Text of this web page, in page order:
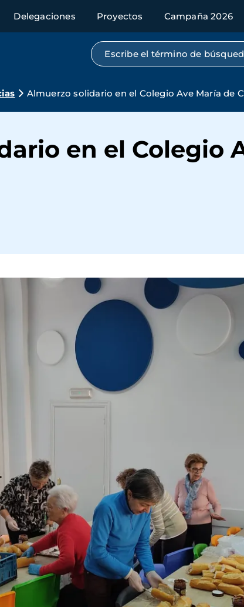
Delegaciones Proyectos Campaña 2026
Búsqueda por texto
Almuerzo solidario en el Colegio Ave María de
en el Colegio